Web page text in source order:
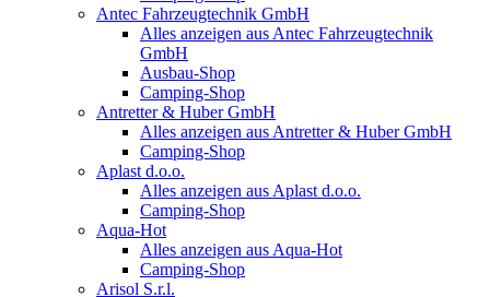
Antec Fahrzeugtechnik GmbH
Alles anzeigen aus Antec Fahrzeugtechnik
GmbH
Ausbau-Shop
Camping-Shop
Antretter & Huber GmbH
Alles anzeigen aus Antretter & Huber GmbH
Camping-Shop
Aplast d.o.o.
Alles anzeigen aus Aplast d.o.o.
Camping-Shop
Aqua-Hot
Alles anzeigen aus Aqua-Hot
Camping-Shop
Arisol S.r.l.